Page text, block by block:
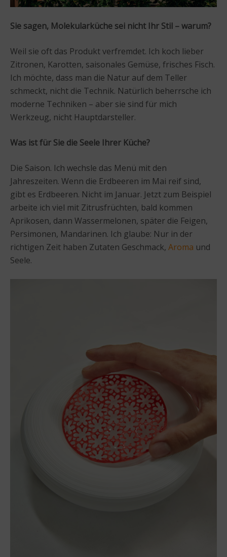
Sie sagen, Molekularküche sei nicht Ihr Stil – warum?
Weil sie oft das Produkt verfremdet. Ich koch lieber
Zitronen, Karotten, saisonales Gemüse, frisches Fisch.
Ich möchte, dass man die Natur auf dem Teller
schmeckt, nicht die Technik. Natürlich beherrsche ich
moderne Techniken – aber sie sind für mich
Werkzeug, nicht Hauptdarsteller.
Was ist für Sie die Seele Ihrer Küche?
Die Saison. Ich wechsle das Menü mit den
Jahreszeiten. Wenn die Erdbeeren im Mai reif sind,
gibt es Erdbeeren. Nicht im Januar. Jetzt zum Beispiel
arbeite ich viel mit Zitrusfrüchten, bald kommen
Aprikosen, dann Wassermelonen, später die Feigen,
Persimonen, Mandarinen. Ich glaube: Nur in der
richtigen Zeit haben Zutaten Geschmack, Aroma und
Seele.